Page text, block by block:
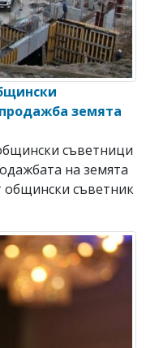
земята
съветници
на земята
общински съветник